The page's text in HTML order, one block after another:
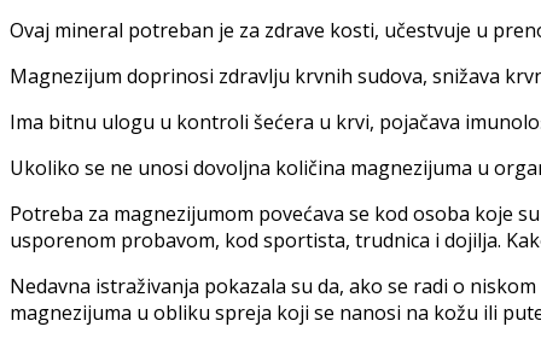
Ovaj mineral potreban je za zdrave kosti, učestvuje u
Magnezijum doprinosi zdravlju krvnih sudova, snižava
Ima bitnu ulogu u kontroli šećera u krvi, pojačava
Ukoliko se ne unosi dovoljna količina magnezijuma u
Potreba za magnezijumom povećava se kod osoba koje
usporenom probavom, kod sportista, trudnica i dojilja.
Nedavna istraživanja pokazala su da, ako se radi o
magnezijuma u obliku spreja koji se nanosi na kožu ili